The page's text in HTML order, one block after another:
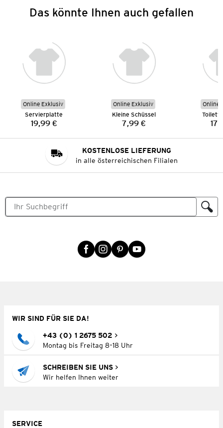
Das könnte Ihnen auch gefallen
Online Exklusiv
Servierplatte
Preis:
19,99 €
Online Exklusiv
Kleine Schüssel
Preis:
7,99 €
Online
KOSTENLOSE LIEFERUNG
in alle österreichischen Filialen
WIR SIND FÜR SIE DA!
+43 (0) 1 2675 502
Montag bis Freitag 8–18 Uhr
SCHREIBEN SIE UNS
Wir helfen Ihnen weiter
SERVICE